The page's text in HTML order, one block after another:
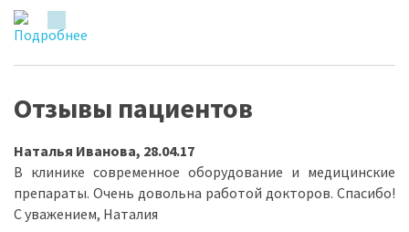
Отзывы пациентов
Наталья Иванова, 28.04.17
В клинике современное оборудование и медицинские
препараты. Очень довольна работой докторов. Спасибо!
С уважением, Наталия